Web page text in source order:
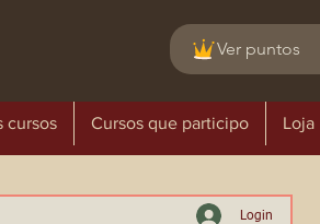
Ver puntos
cursos Cursos que participo Loja
Login